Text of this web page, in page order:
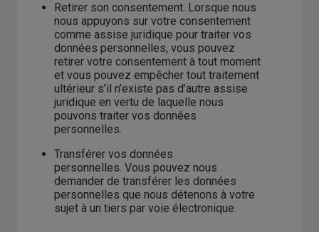
Retirer son consentement. Lorsque nous
nous appuyons sur votre consentement
comme assise juridique pour traiter vos
données personnelles, vous pouvez
retirer votre consentement à tout moment
et vous pouvez empêcher tout traitement
ultérieur s’il n’existe pas d’autre assise
juridique en vertu de laquelle nous
pouvons traiter vos données
personnelles.
Transférer vos données
personnelles. Vous pouvez nous
demander de transférer les données
personnelles que nous détenons à votre
sujet à un tiers par voie électronique.